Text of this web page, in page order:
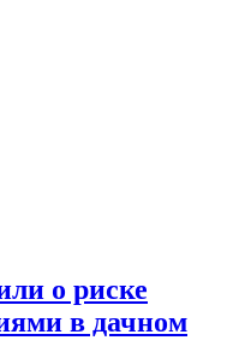
о риске
в дачном